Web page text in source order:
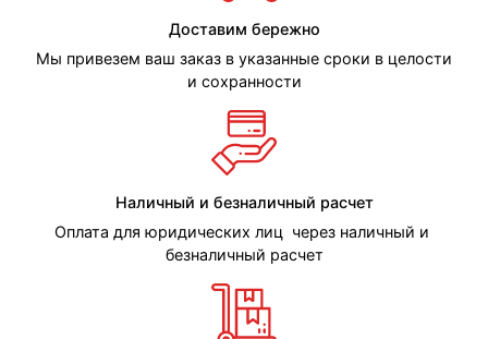
Доставим бережно
Мы привезем ваш заказ в указанные сроки в целости
и сохранности
Наличный и безналичный расчет
Оплата для юридических лиц через наличный и
безналичный расчет